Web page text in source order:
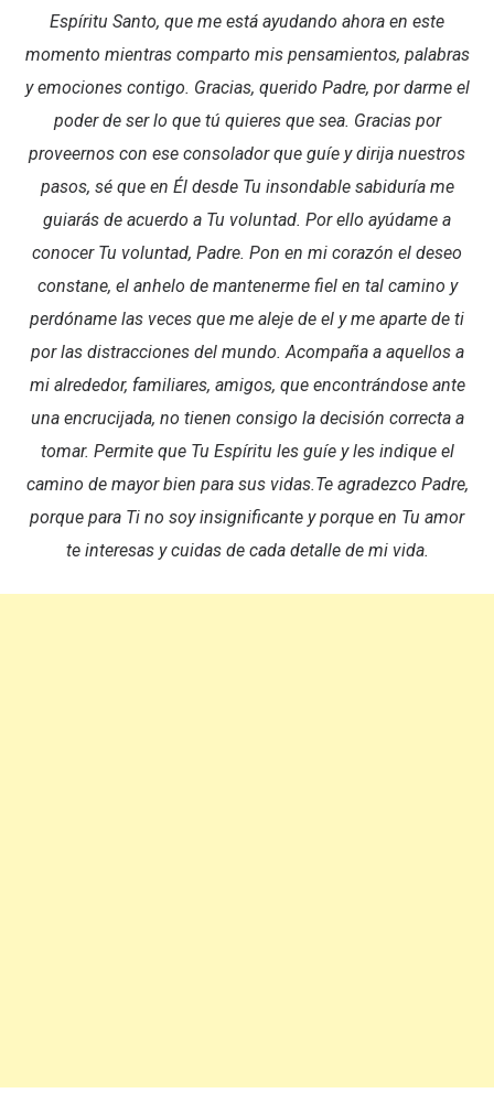
Espíritu Santo, que me está ayudando ahora en este
momento mientras comparto mis pensamientos, palabras
y emociones contigo. Gracias, querido Padre, por darme el
poder de ser lo que tú quieres que sea. Gracias por
proveernos con ese consolador que guíe y dirija nuestros
pasos, sé que en Él desde Tu insondable sabiduría me
guiarás de acuerdo a Tu voluntad. Por ello ayúdame a
conocer Tu voluntad, Padre. Pon en mi corazón el deseo
constane, el anhelo de mantenerme fiel en tal camino y
perdóname las veces que me aleje de el y me aparte de ti
por las distracciones del mundo. Acompaña a aquellos a
mi alrededor, familiares, amigos, que encontrándose ante
una encrucijada, no tienen consigo la decisión correcta a
tomar. Permite que Tu Espíritu les guíe y les indique el
camino de mayor bien para sus vidas.Te agradezco Padre,
porque para Ti no soy insignificante y porque en Tu amor
te interesas y cuidas de cada detalle de mi vida.